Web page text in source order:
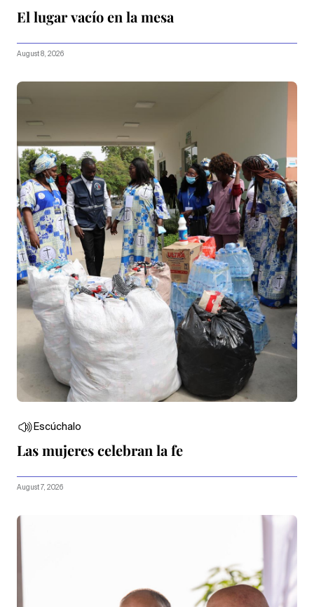
El lugar vacío en la mesa
August 8, 2026
Escúchalo
Las mujeres celebran la fe
August 7, 2026